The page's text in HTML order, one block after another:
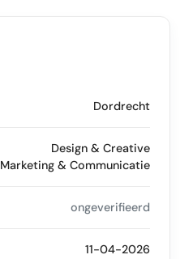
Dordrecht
Design & Creative
Marketing & Communicatie
ongeverifieerd
11-04-2026